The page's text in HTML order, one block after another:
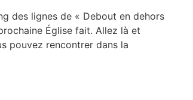
des lignes de « Debout en dehors
Église fait. Allez là et
pouvez rencontrer dans la